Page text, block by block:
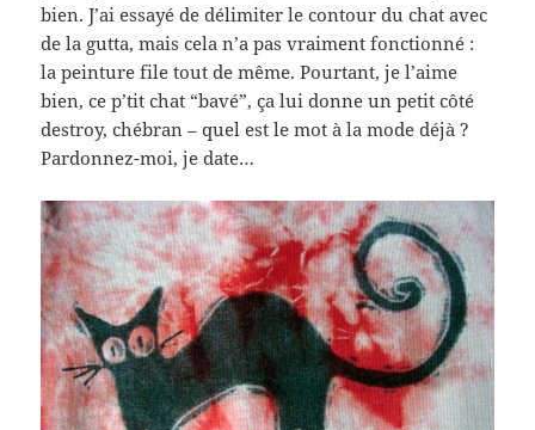
bien. J’ai essayé de délimiter le contour du chat avec
de la gutta, mais cela n’a pas vraiment fonctionné :
la peinture file tout de même. Pourtant, je l’aime
bien, ce p’tit chat “bavé”, ça lui donne un petit côté
destroy, chébran – quel est le mot à la mode déjà ?
Pardonnez-moi, je date…